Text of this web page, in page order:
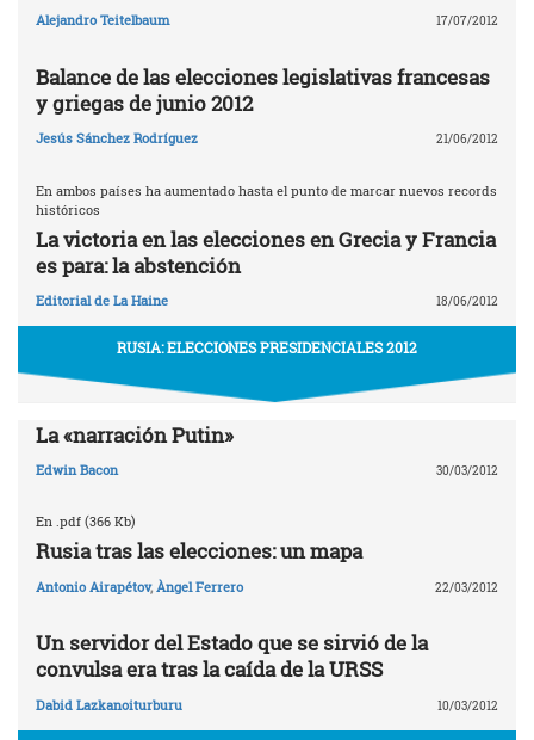
Alejandro Teitelbaum 17/07/2012
Balance de las elecciones legislativas francesas
y griegas de junio 2012
Jesús Sánchez Rodríguez 21/06/2012
En ambos países ha aumentado hasta el punto de marcar nuevos records
históricos
La victoria en las elecciones en Grecia y Francia
es para: la abstención
Editorial de La Haine 18/06/2012
RUSIA: ELECCIONES PRESIDENCIALES 2012
La «narración Putin»
Edwin Bacon 30/03/2012
En .pdf (366 Kb)
Rusia tras las elecciones: un mapa
Antonio Airapétov, Àngel Ferrero 22/03/2012
Un servidor del Estado que se sirvió de la
convulsa era tras la caída de la URSS
Dabid Lazkanoiturburu 10/03/2012